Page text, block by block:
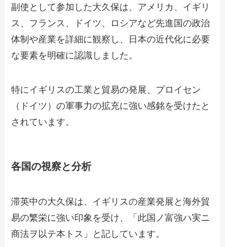
副使として参加した大久保は、アメリカ、イギリ
ス、フランス、ドイツ、ロシアなど先進国の政治
体制や産業を詳細に観察し、日本の近代化に必要
な要素を明確に認識しました。
特にイギリスの工業と貿易の発展、プロイセン
（ドイツ）の軍事力の拡充に強い感銘を受けたと
されています。
各国の視察と分析
滞英中の大久保は、イギリスの産業発展と海外貿
易の繁栄に強い印象を受け、「此国ノ富強ハ実ニ
商法ヲ以テ本トス」と記しています。